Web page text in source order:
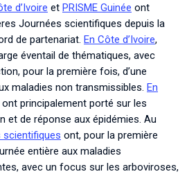
d’Ivoire et PRISME Guinée ont
Journées scientifiques depuis la
de partenariat. En Côte d’Ivoire,
éventail de thématiques, avec
pour la première fois, d’une
maladies non transmissibles. En
principalement porté sur les
et de réponse aux épidémies. Au
scientifiques ont, pour la première
entière aux maladies
avec un focus sur les arboviroses,